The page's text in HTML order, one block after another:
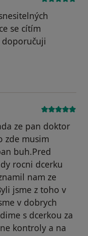
se cítím
účet byl odstraněn
ze pan doktor
zde musim
buh.Pred
rocni dcerku
nam ze
jsme z toho v
v dobrych
s dcerkou za
kontroly a na